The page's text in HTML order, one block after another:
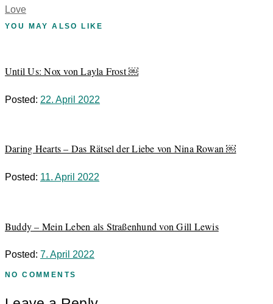
Love
YOU MAY ALSO LIKE
Until Us: Nox von Layla Frost ￼
Posted: 22. April 2022
Daring Hearts – Das Rätsel der Liebe von Nina Rowan ￼
Posted: 11. April 2022
Buddy – Mein Leben als Straßenhund von Gill Lewis
Posted: 7. April 2022
NO COMMENTS